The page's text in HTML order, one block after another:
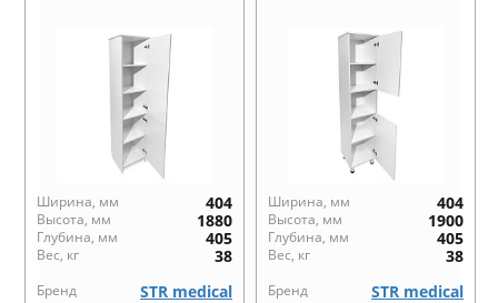
Ширина, мм 404
Высота, мм 1880
Глубина, мм 405
Вес, кг 38
Бренд STR medical
Ширина, мм 404
Высота, мм 1900
Глубина, мм 405
Вес, кг 38
Бренд STR medical